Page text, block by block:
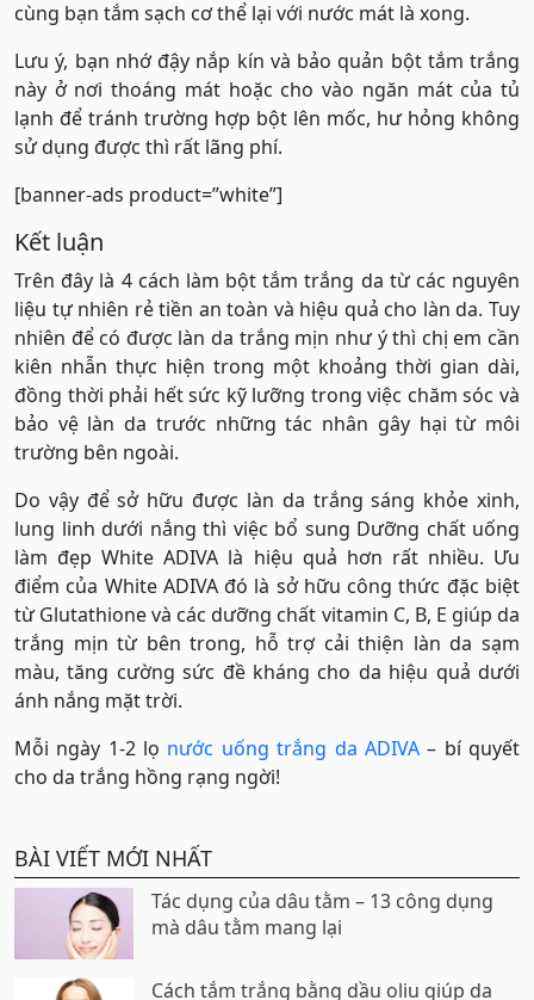
cùng bạn tắm sạch cơ thể lại với nước mát là xong.
Lưu ý, bạn nhớ đậy nắp kín và bảo quản bột tắm trắng
này ở nơi thoáng mát hoặc cho vào ngăn mát của tủ
lạnh để tránh trường hợp bột lên mốc, hư hỏng không
sử dụng được thì rất lãng phí.
[banner-ads product=”white”]
Kết luận
Trên đây là 4 cách làm bột tắm trắng da từ các nguyên
liệu tự nhiên rẻ tiền an toàn và hiệu quả cho làn da. Tuy
nhiên để có được làn da trắng mịn như ý thì chị em cần
kiên nhẫn thực hiện trong một khoảng thời gian dài,
đồng thời phải hết sức kỹ lưỡng trong việc chăm sóc và
bảo vệ làn da trước những tác nhân gây hại từ môi
trường bên ngoài.
Do vậy để sở hữu được làn da trắng sáng khỏe xinh,
lung linh dưới nắng thì việc bổ sung Dưỡng chất uống
làm đẹp White ADIVA là hiệu quả hơn rất nhiều. Ưu
điểm của White ADIVA đó là sở hữu công thức đặc biệt
từ Glutathione và các dưỡng chất vitamin C, B, E giúp da
trắng mịn từ bên trong, hỗ trợ cải thiện làn da sạm
màu, tăng cường sức đề kháng cho da hiệu quả dưới
ánh nắng mặt trời.
Mỗi ngày 1-2 lọ nước uống trắng da ADIVA– bí quyết
cho da trắng hồng rạng ngời!
BÀI VIẾT MỚI NHẤT
Tác dụng của dâu tằm – 13 công dụng
mà dâu tằm mang lại
Cách tắm trắng bằng dầu oliu giúp da